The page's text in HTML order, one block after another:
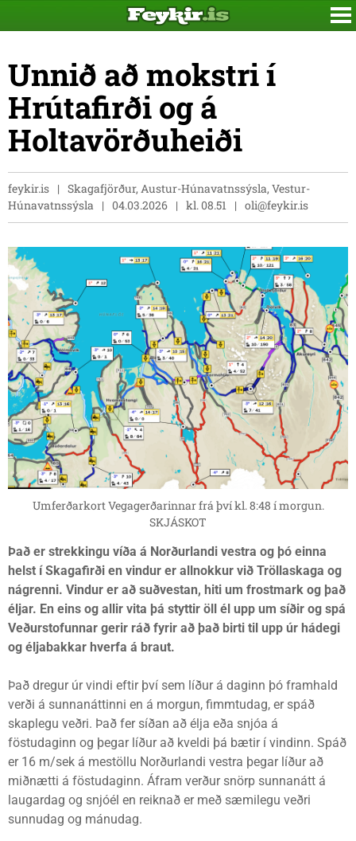
Unnið að mokstri í
Hrútafirði og á
Holtavörðuheiði
feykir.is
Skagafjörður, Austur-Húnavatnssýsla, Vestur-
Húnavatnssýsla
04.03.2026 kl. 08.51 oli@feykir.is
Umferðarkort Vegagerðarinnar frá því kl. 8:48 í morgun.
SKJÁSKOT
Það er strekkingu víða á Norðurlandi vestra og þó einna
helst í Skagafirði en vindur er allnokkur við Tröllaskaga og
nágrenni. Vindur er að suðvestan, hiti um frostmark og það
éljar. En eins og allir vita þá styttir öll él upp um síðir og spá
Veðurstofunnar gerir ráð fyrir að það birti til upp úr hádegi
og éljabakkar hverfa á braut.
Það dregur úr vindi eftir því sem líður á daginn þó framhald
verði á sunnanáttinni en á morgun, fimmtudag, er spáð
skaplegu veðri. Það fer síðan að élja eða snjóa á
föstudaginn og þegar líður að kveldi þá bætir í vindinn. Spáð
er 16 m/sek á mestöllu Norðurlandi vestra þegar líður að
miðnætti á föstudaginn. Áfram verður snörp sunnanátt á
laugardag og snjóél en reiknað er með sæmilegu veðri
sunnudag og mánudag.